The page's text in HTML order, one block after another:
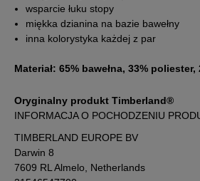
wsparcie łuku stopy
miękka dzianina na bazie bawełny
inna kolorystyka każdej z par
Materiał: 65% bawełna, 33% poliester,
Oryginalny produkt Timberland®
INFORMACJA O POCHODZENIU
TIMBERLAND EUROPE BV
Darwin 8
7609 RL Almelo, Netherlands